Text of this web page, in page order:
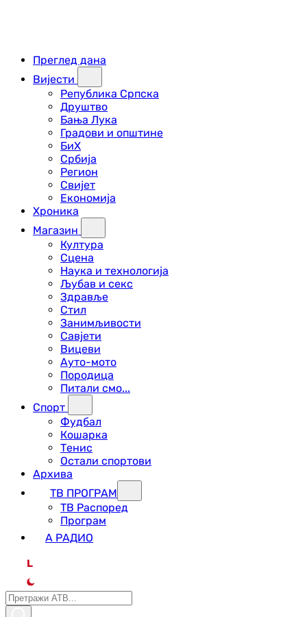
Преглед дана
Вијести
Република Српска
Друштво
Бања Лука
Градови и општине
БиХ
Србија
Регион
Свијет
Економија
Хроника
Магазин
Култура
Сцена
Наука и технологија
Љубав и секс
Здравље
Стил
Занимљивости
Савјети
Вицеви
Ауто-мото
Породица
Питали смо...
Спорт
Фудбал
Кошарка
Тенис
Остали спортови
Архива
ТВ ПРОГРАМ
ТВ Распоред
Програм
А РАДИО
L